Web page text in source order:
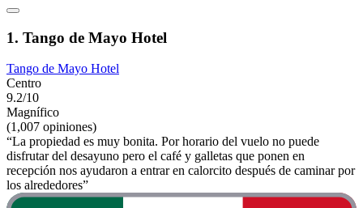
1. Tango de Mayo Hotel
Tango de Mayo Hotel
Centro
9.2/10
Magnífico
(1,007 opiniones)
“La propiedad es muy bonita. Por horario del vuelo no puede
disfrutar del desayuno pero el café y galletas que ponen en
recepción nos ayudaron a entrar en calorcito después de caminar por
los alrededores”